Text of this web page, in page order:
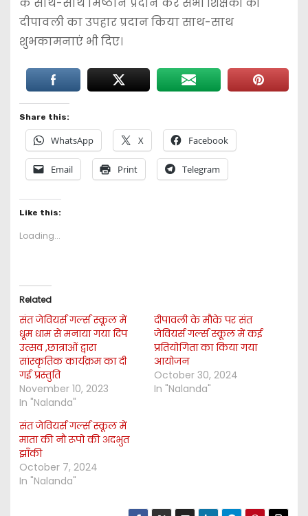
दीपावली का उपहार प्रदान किया साथ-साथ
शुभकामनाएं भी दिए।
Share this:
WhatsApp X Facebook
Email Print Telegram
Like this:
Loading...
Related
संत जेवियर्स गर्ल्स स्कूल में
धूम धाम से मनाया गया दिप
उत्सव ,छात्राओं द्वारा
सांस्कृतिक कार्यक्रम का दी
गई प्रस्तुति
November 10, 2023
In "Nalanda"
दीपावली के मौके पर संत
जेवियर्स गर्ल्स स्कूल में कई
प्रतियोगिता का किया गया
आयोजन
October 30, 2024
In "Nalanda"
संत जेवियर्स गर्ल्स स्कूल में
माता की नौ रूपो की अदभुत
झाँकी
October 7, 2024
In "Nalanda"